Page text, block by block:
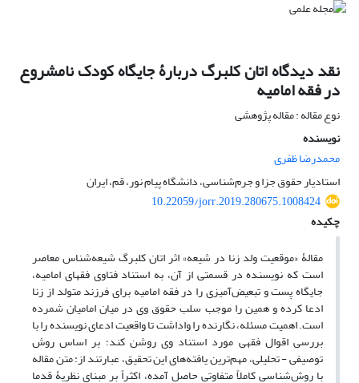
نقد دیدگاه اتان کلبرگ دربارۀ جایگاه کودک نامشروع
در فقه امامیه
نوع مقاله : مقاله پژوهشی
نویسنده
محمدرضا ظفری
استادیار حقوق جزا و جرم‌شناسی، دانشگاه پیام نور، قم، ایران
10.22059/jorr.2019.280675.1008424
چکیده
مقالۀ «موقعیت ولد زنا در شیعه» اثر اتان کلبرگ شیعه‌شناس معاصر
است که نویسنده در قسمتی از آن، به استناد فتاوی فقهای امامیه،
جایگاه پست و تبعیض‌آمیزی را در فقه امامیه برای فرزند متولد از زنا
ادعا کرده و همین را موجب سلب حقوق وی در میان امامیان شمرده
است. اهمیت مسئله، نگارنده را واداشت تا واقعیت ادعای نویسنده را با
بررسی اقوال فقهی مورد استناد وی روشن کند؛ بر اساس روش
توصیفی - تحلیلی، مهم‌ترین یافته‌های این تحقیق، عبارتند از: متن مقاله
با روش‌شناسی کاملاً متفاوتی حاصل آمده، اکثراً بر مبنای نظریۀ قدما